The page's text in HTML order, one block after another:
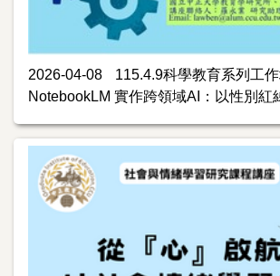
2026-04-08
115.4.9科學教育系列工作
NotebookLM 實作跨領域AI：以性別紅